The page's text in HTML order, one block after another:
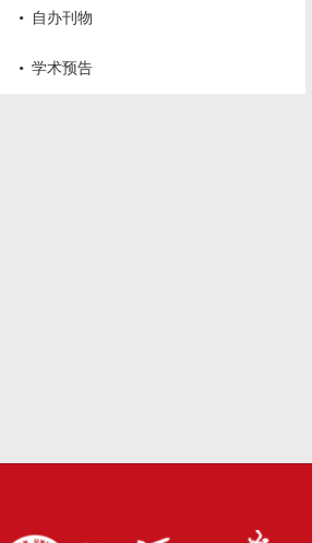
· 自办刊物
· 学术预告